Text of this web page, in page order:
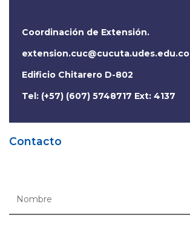
Coordinación de Extensión.
extension.cuc@cucuta.udes.edu.co
Edificio Chitarero D-802
Tel: (+57) (607) 5748717 Ext: 4137
Contacto